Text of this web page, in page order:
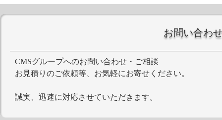
お問い合わ
CMSグループへのお問い合わせ・ご相談
お見積りのご依頼等、お気軽にお寄せください。
誠実、迅速に対応させていただきます。